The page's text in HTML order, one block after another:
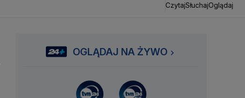
CzytajSłuchajOglądaj
OGLĄDAJ NA ŻYWO